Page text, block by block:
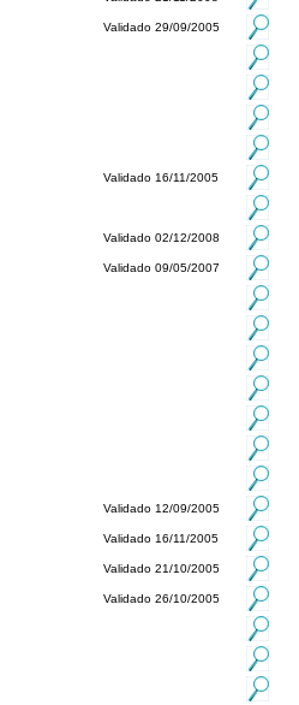
Validado 29/09/2005
Validado 16/11/2005
Validado 02/12/2008
Validado 09/05/2007
Validado 12/09/2005
Validado 16/11/2005
Validado 21/10/2005
Validado 26/10/2005